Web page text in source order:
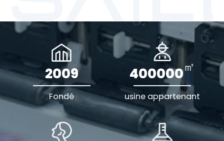
2009
Fondé
400000㎡
usine appartenant